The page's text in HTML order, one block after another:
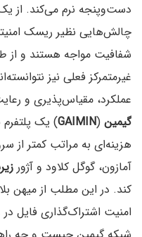
دست‌وپنجه نرم می‌کند. از
چالش‌هایی نظیر ریسک
شفافیت مواجه هستند و از
غیرمتمرکز فعلی نیز
عملکرد، مقیاس‌پذیری و
گیمین (
GAIMIN) یک پلتفرم
هزینه‌ای به مراتب کمتر
آمازون، گوگل کلاود و آژور
کند. در این مطلب از میهن
امنیت اشتراک‌گذاری فایل در